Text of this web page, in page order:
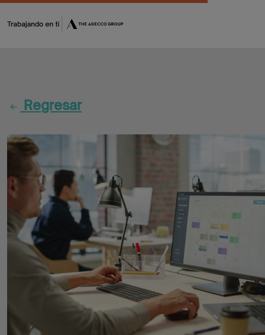
Encuentra
oportunidad
Flash
Jobs
CV
Maker
Quizzes
Apúntate
Regresar